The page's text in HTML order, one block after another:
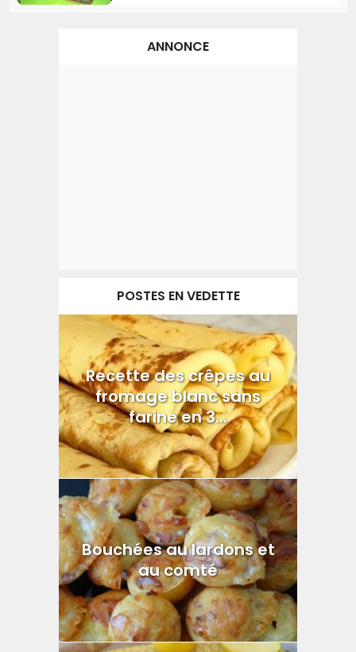
ANNONCE
POSTES EN VEDETTE
Recette des crêpes au
fromage blanc sans
farine en 3...
Bouchées au lardons et
au comté